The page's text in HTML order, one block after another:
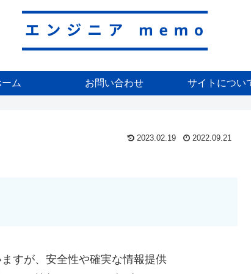
ーム お問い合わせ サイトについ
2023.02.19 2022.09.21
すが、安全性や確実な情報提供